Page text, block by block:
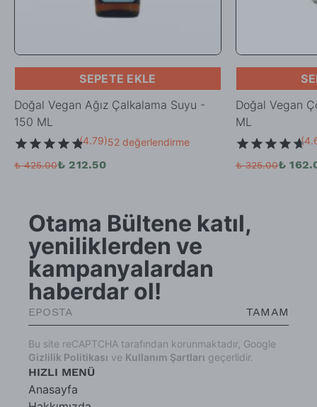
SEPETE EKLE
Doğal Vegan Ağız Çalkalama Suyu -
150 ML
(4.79)52 değerlendirme
₺ 425.00₺ 212.50
Doğal Vegan
ML
(
₺ 325.00₺
HIZLI MENÜ
Anasayfa
Otama Bültene katıl,
yeniliklerden ve
kampanyalardan
haberdar ol!
TAMAM
Bu site reCAPTCHA tarafından korunmaktadır, Google
Gizlilik Politikası ve Kullanım Şartları geçerlidir.